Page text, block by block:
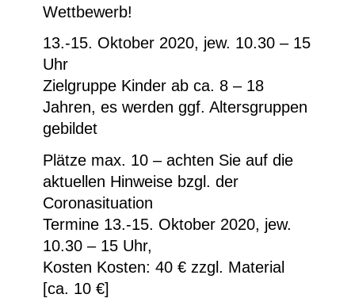
Wettbewerb!
13.-15. Oktober 2020, jew. 10.30 – 15
Uhr
Zielgruppe Kinder ab ca. 8 – 18
Jahren, es werden ggf. Altersgruppen
gebildet
Plätze max. 10 – achten Sie auf die
aktuellen Hinweise bzgl. der
Coronasituation
Termine 13.-15. Oktober 2020, jew.
10.30 – 15 Uhr,
Kosten Kosten: 40 € zzgl. Material
[ca. 10 €]